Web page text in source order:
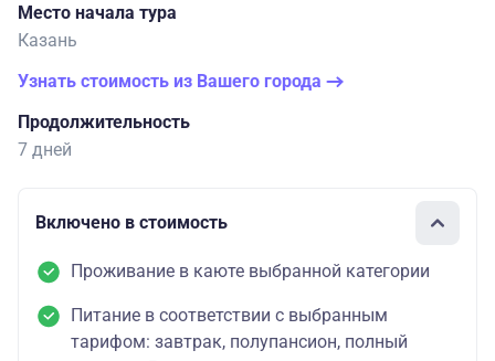
Место начала тура
Казань
Узнать стоимость из Вашего города
Продолжительность
7 дней
Включено в стоимость
Проживание в каюте выбранной категории
Питание в соответствии с выбранным
тарифом: завтрак, полупансион, полный